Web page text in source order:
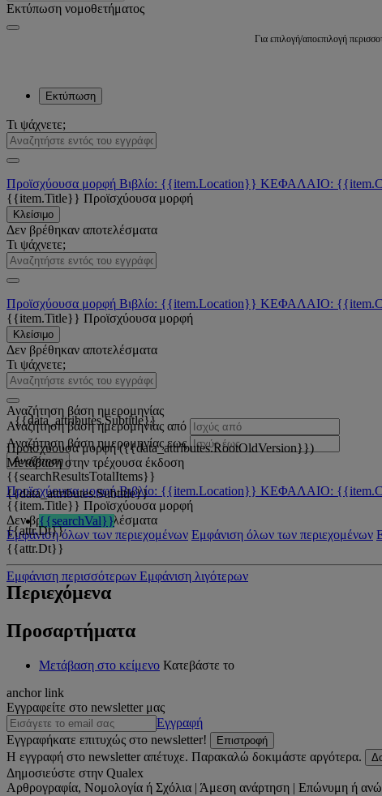
Εκτύπωση νομοθετήματος
Για επιλογή/αποεπιλογή
Εκτύπωση
Τι ψάχνετε;
Προϊσχύουσα μορφή Βιβλίο: {{item.Location}} ΚΕΦΑΛΑΙΟ:
{{item.Title}} Προϊσχύουσα μορφή
Κλείσιμο
Δεν βρέθηκαν αποτελέσματα
Τι ψάχνετε;
Προϊσχύουσα μορφή Βιβλίο: {{item.Location}} ΚΕΦΑΛΑΙΟ:
{{item.Title}} Προϊσχύουσα μορφή
Κλείσιμο
Δεν βρέθηκαν αποτελέσματα
Τι ψάχνετε;
Αναζήτηση βάση ημερομηνίας
Αναζήτηση βάση ημερομηνίας από
Αναζήτηση βάση ημερομηνίας εως
Αναζήτηση
{{searchResultsTotalItems}}
Προϊσχύουσα μορφή Βιβλίο: {{item.Location}} ΚΕΦΑΛΑΙΟ:
{{item.Title}} Προϊσχύουσα μορφή
Δεν βρέθηκαν αποτελέσματα
Εμφάνιση όλων των περιεχομένων Εμφάνιση όλων των περιεχομένων
{{data_attributes.Subtitle}}
Προϊσχύουσα μορφή ({{data_attributes.RootOldVersion}})
Μετάβαση στην τρέχουσα έκδοση
{{data_attributes.Subtitle}}
{{searchVal}}
{{attr.Dt}}
Εμφάνιση περισσότερων Εμφάνιση λιγότερων
{{attr.Dt}}
Περιεχόμενα
Προσαρτήματα
Μετάβαση στο κείμενο Κατεβάστε το
anchor link
Εγγραφείτε στο newsletter μας
Εγγραφή
Εγγραφήκατε επιτυχώς στο newsletter!
Επιστροφή
Η εγγραφή στο newsletter απέτυχε. Παρακαλώ δοκιμάστε αργότερα.
Δημοσιεύστε στην Qualex
Αρθρογραφία, Νομολογία ή Σχόλια | Άμεση ανάρτηση | Επώνυμη ή